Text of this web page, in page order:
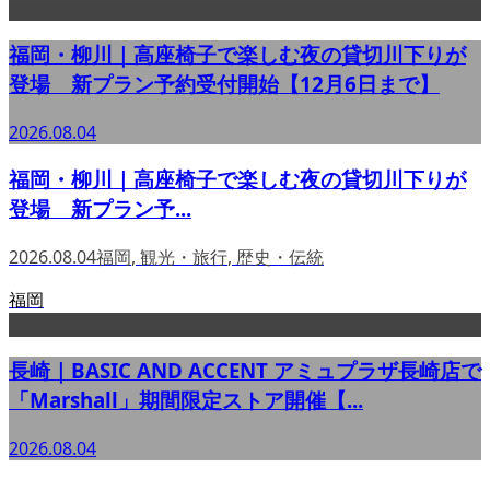
福岡・柳川｜高座椅子で楽しむ夜の貸切川下りが
登場 新プラン予約受付開始【12月6日まで】
2026.08.04
福岡・柳川｜高座椅子で楽しむ夜の貸切川下りが
登場 新プラン予...
2026.08.04福岡, 観光・旅行, 歴史・伝統
福岡
長崎｜BASIC AND ACCENT アミュプラザ長崎店で
「Marshall」期間限定ストア開催【...
2026.08.04